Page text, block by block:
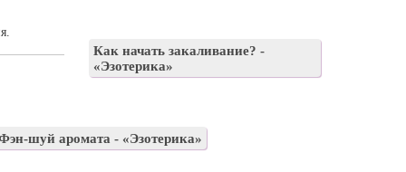
Как начать закаливание? -
«Эзотерика»
шуй аромата - «Эзотерика»